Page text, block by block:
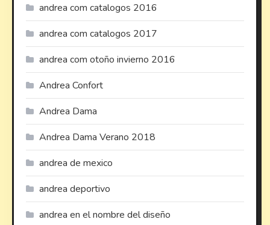
andrea com catalogos 2016
andrea com catalogos 2017
andrea com otoño invierno 2016
Andrea Confort
Andrea Dama
Andrea Dama Verano 2018
andrea de mexico
andrea deportivo
andrea en el nombre del diseño